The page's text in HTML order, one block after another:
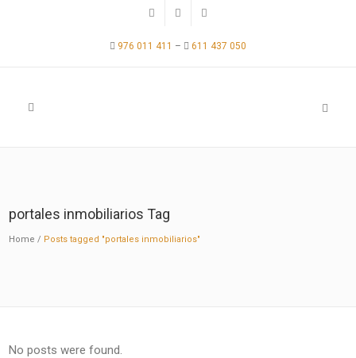
976 011 411 – 611 437 050
portales inmobiliarios Tag
Home / Posts tagged "portales inmobiliarios"
No posts were found.